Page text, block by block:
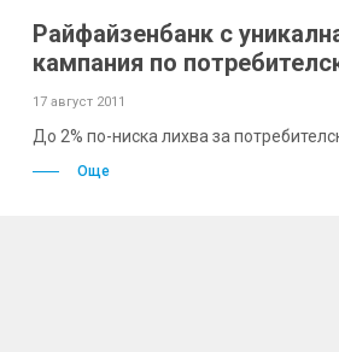
Райфайзенбанк с
кампания по
17 август 2011
До 2% по-ниска лихва за
Още